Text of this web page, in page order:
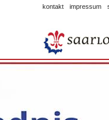
kontakt impressum